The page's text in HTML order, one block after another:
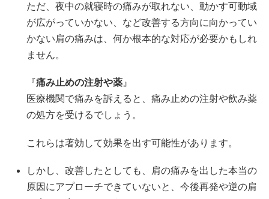
ただ、夜中の就寝時の痛みが取れない、動かす可動域
が広がっていかない、など改善する方向に向かってい
かない肩の痛みは、何か根本的な対応が必要かもしれ
ません。
『 痛み止めの注射や薬』
医療機関で痛みを訴えると、痛み止めの注射や飲み薬
の処方を受けるでしょう。
これらは著効して効果を出す可能性があります。
しかし、改善したとしても、肩の痛みを出した本当の
原因にアプローチできていないと、今後再発や逆の肩